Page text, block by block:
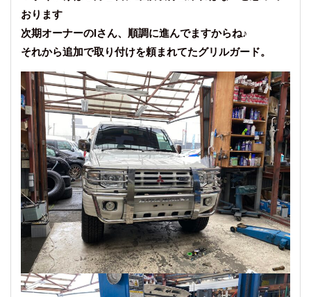
おります
次期オーナーのIさん、順調に進んでますからね♪
それから追加で取り付けを頼まれてたグリルガード。